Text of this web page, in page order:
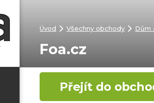
Úvod Všechny obchody Dům
Foa.cz
Přejít do